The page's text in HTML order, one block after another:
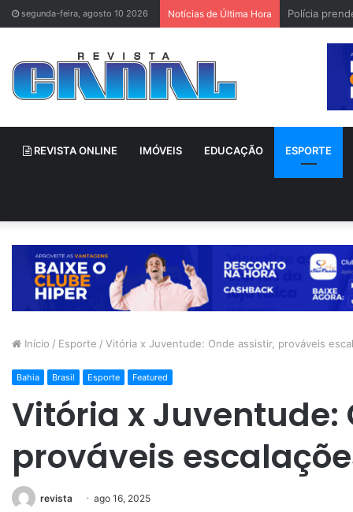
segunda-feira, agosto 10 2026 Notícias de Última Hora Polícia
REVISTA ONLINE IMÓVEIS EDUCAÇÃO ESPORTE
Início / Esporte / Vitória x Juventude: Onde assistir, prováveis
Bahia Brasil Esporte Featured
Vitória x Juventude:
prováveis
revista ago 16, 2025